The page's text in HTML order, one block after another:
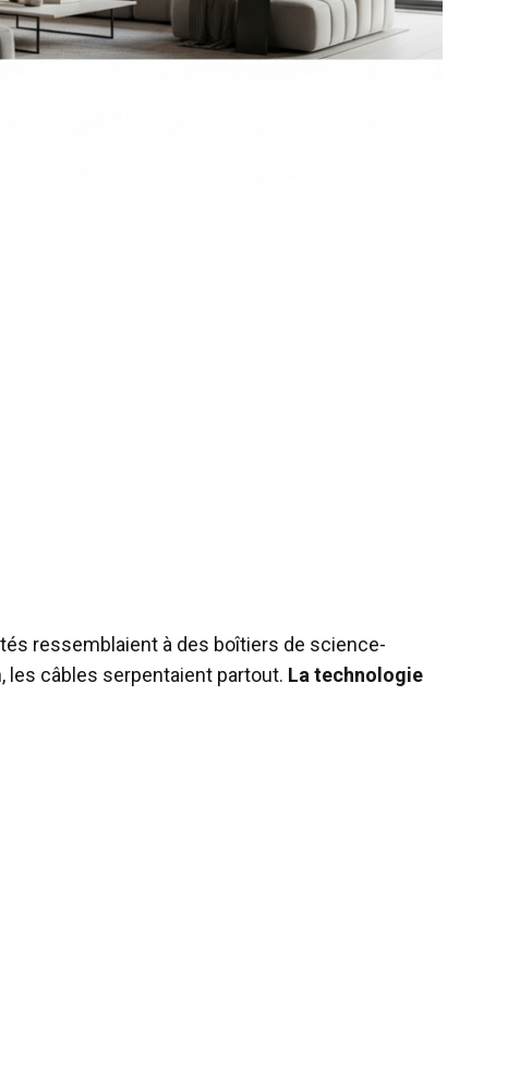
ressemblaient à des boîtiers de science-
câbles serpentaient partout. La technologie